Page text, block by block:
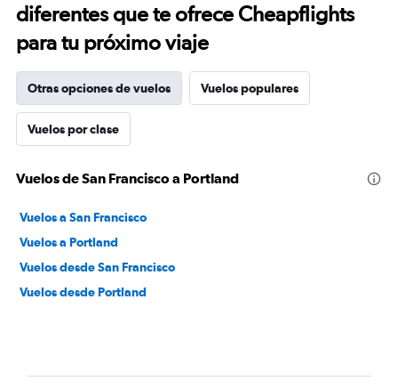
diferentes que te ofrece Cheapflights
para tu próximo viaje
Otras opciones de vuelos Vuelos populares
Vuelos por clase
Vuelos de San Francisco a Portland
Vuelos a San Francisco
Vuelos a Portland
Vuelos desde San Francisco
Vuelos desde Portland